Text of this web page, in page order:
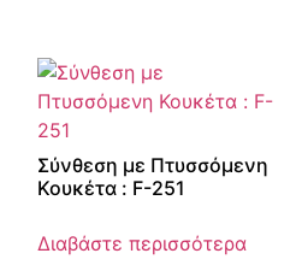
Σύνθεση με Πτυσσόμενη
Κουκέτα : F-251
Διαβάστε περισσότερα